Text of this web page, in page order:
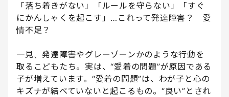
「落ち着きがない」「ルールを守らない」「すぐ
にかんしゃくを起こす」…これって発達障害？ 愛
情不足？
一見、発達障害やグレーゾーンかのような行動を
取るこどもたち。実は、“愛着の問題”が原因である
子が増えています。“愛着の問題”は、わが子と心の
キズナが結べていないと起こるもの。“良い”とされ